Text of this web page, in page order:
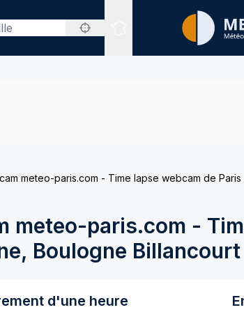
Sites expertisés
meteo-paris.com - Time lapse webcam de
meteo-paris.com -
Boulogne Billancourt
d'une heure